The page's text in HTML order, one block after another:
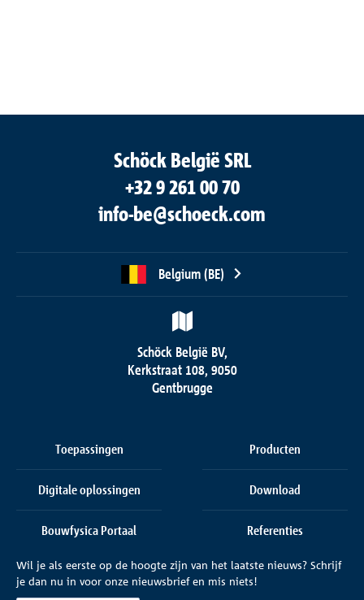
Wil je als eerste op de hoogte zijn van het laatste nieuws? Schrijf
je dan nu in voor onze nieuwsbrief en mis niets!
Schöck België SRL
+32 9 261 00 70
info-be@schoeck.com
Belgium (BE)
Schöck België BV,
Kerkstraat 108, 9050
Gentbrugge
Toepassingen Producten
Digitale oplossingen Download
Bouwfysica Portaal Referenties
Onderneming Contact